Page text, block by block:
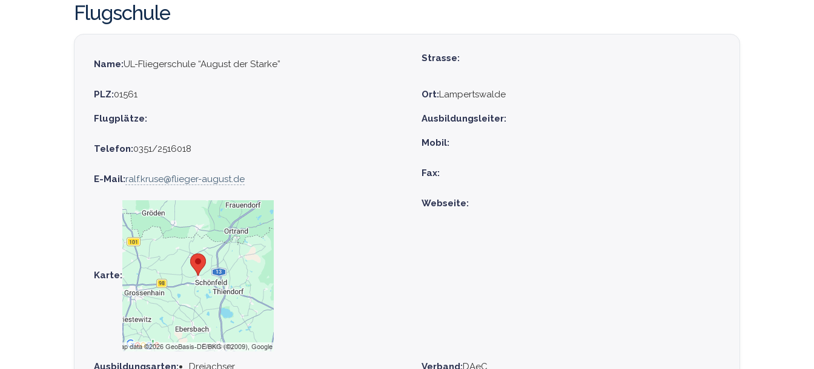
Flugschule
Name:UL-Fliegerschule “August der Starke”
Strasse:
PLZ:01561 Ort:Lampertswalde
Flugplätze: Ausbildungsleiter:
Telefon:0351/2516018
Mobil:
E-Mail:ralf.kruse@flieger-august.de
Fax:
Karte:
Webseite:
Ausbildungsarten: Dreiachser Verband:DAeC